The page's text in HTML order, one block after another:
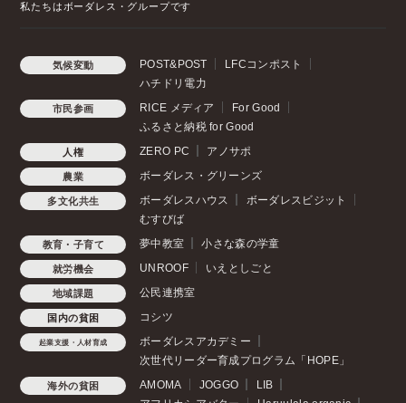
私たちはボーダレス・グループです
気候変動 POST&POST
LFCコンポスト
ハチドリ電力
市民参画 RICE メディア
For Good
ふるさと納税 for Good
人権 ZERO PC アノサポ
農業 ボーダレス・グリーンズ
多文化共生 ボーダレスハウス
ボーダレスビジット
むすびば
教育・子育て 夢中教室 小さな森の学童
就労機会 UNROOF いえとしごと
地域課題 公民連携室
国内の貧困 コシツ
起業支援・人材育成
ボーダレスアカデミー
次世代リーダー育成プログラム「HOPE」
海外の貧困 AMOMA JOGGO
LIB